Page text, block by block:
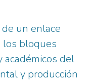
DE
DE LA FÁBRICA
bajo los
del
este
de la información
un enlace
los bloques
académicos del
y producción